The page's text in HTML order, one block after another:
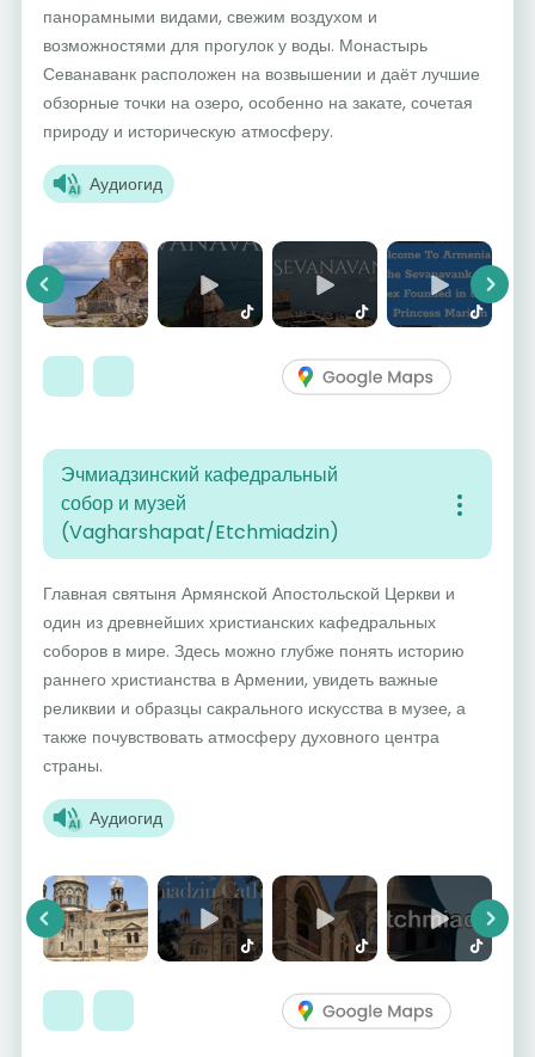
панорамными видами, свежим воздухом и
возможностями для прогулок у воды. Монастырь
Севанаванк расположен на возвышении и даёт лучшие
обзорные точки на озеро, особенно на закате, сочетая
природу и историческую атмосферу.
Аудиогид
Previous Next
Эчмиадзинский кафедральный
собор и музей
(Vagharshapat/Etchmiadzin)
Главная святыня Армянской Апостольской Церкви и
один из древнейших христианских кафедральных
соборов в мире. Здесь можно глубже понять историю
раннего христианства в Армении, увидеть важные
реликвии и образцы сакрального искусства в музее, а
также почувствовать атмосферу духовного центра
страны.
Аудиогид
Previous Next